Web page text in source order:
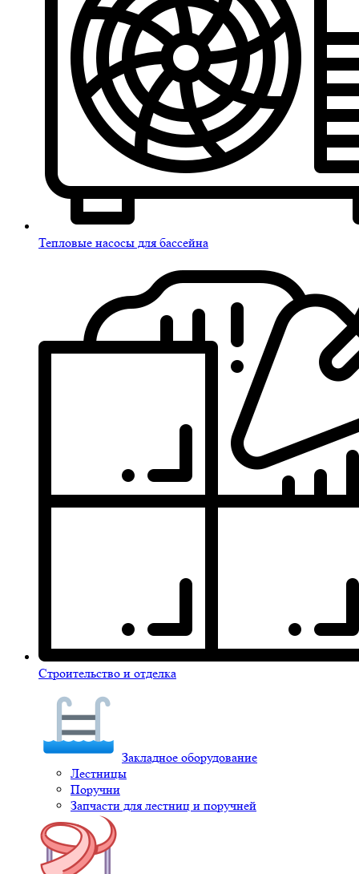
Тепловые насосы для бассейна
Строительство и отделка
Закладное оборудование
Лестницы
Поручни
Запчасти для лестниц и поручней